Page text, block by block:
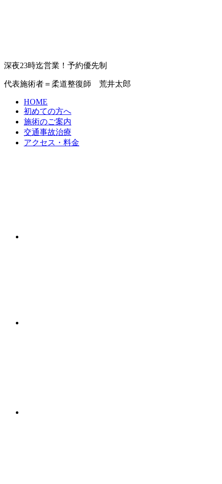
深夜23時迄営業！予約優先制
代表施術者＝柔道整復師 荒井太郎
HOME
初めての方へ
施術のご案内
交通事故治療
アクセス・料金